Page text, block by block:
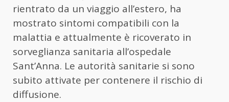
rientrato da un viaggio all’estero, ha
mostrato sintomi compatibili con la
malattia e attualmente è ricoverato in
sorveglianza sanitaria all’ospedale
Sant’Anna. Le autorità sanitarie si sono
subito attivate per contenere il rischio di
diffusione.